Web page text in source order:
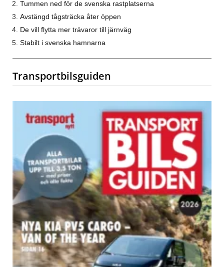
Tummen ned för de svenska rastplatserna
Avstängd tågsträcka åter öppen
De vill flytta mer trävaror till järnväg
Stabilt i svenska hamnarna
Transportbilsguiden